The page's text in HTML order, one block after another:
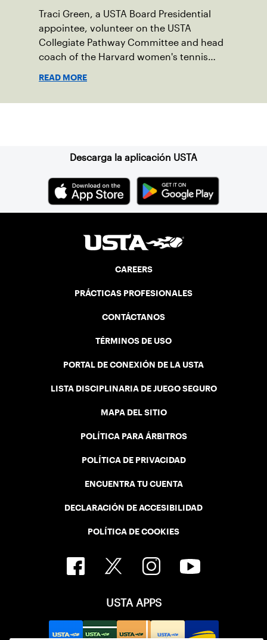
Traci Green, a USTA Board Presidential
appointee, volunteer on the USTA
Collegiate Pathway Committee and head
coach of the Harvard women's tennis
READ MORE
Descarga la aplicación USTA
CAREERS
PRÁCTICAS PROFESIONALES
CONTÁCTANOS
TÉRMINOS DE USO
PORTAL DE CONEXIÓN DE LA USTA
LISTA DISCIPLINARIA DE JUEGO SEGURO
MAPA DEL SITIO
POLÍTICA PARA ÁRBITROS
POLÍTICA DE PRIVACIDAD
ENCUENTRA TU CUENTA
DECLARACIÓN DE ACCESIBILIDAD
POLÍTICA DE COOKIES
USTA APPS